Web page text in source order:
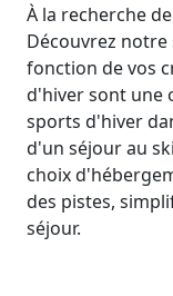
À la recherche
Découvrez
fonction de vos
d'hiver sont une
sports d'hiver
d'un séjour au
choix
des pistes,
séjour.